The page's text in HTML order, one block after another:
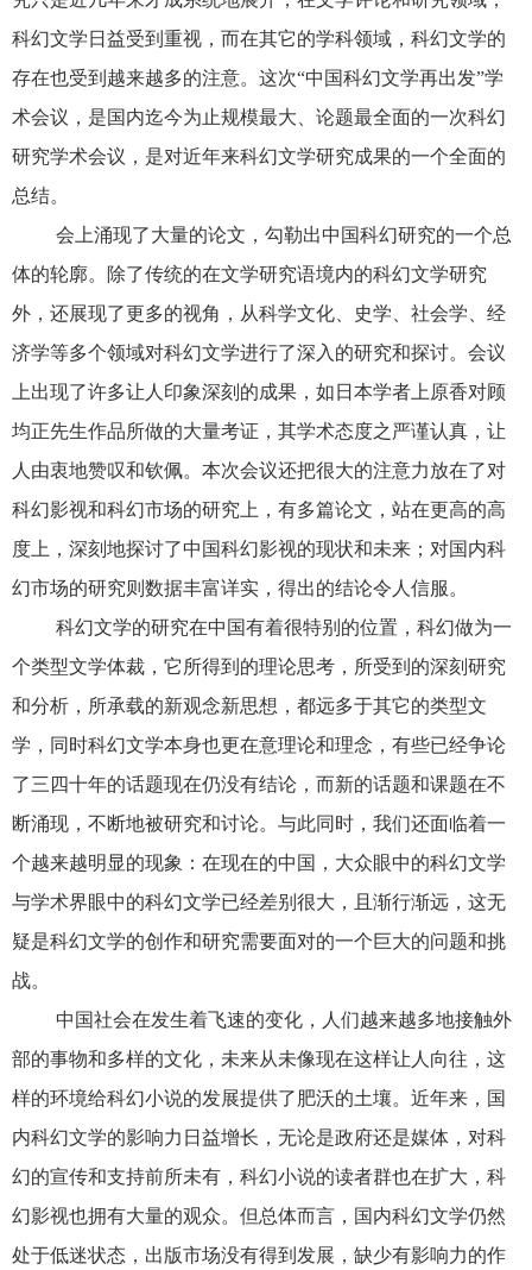
科幻文学日益受到重视，而在其它的学科领域，科幻文学的
存在也受到越来越多的注意。这次“中国科幻文学再出发”学
术会议，是国内迄今为止规模最大、论题最全面的一次科幻
研究学术会议，是对近年来科幻文学研究成果的一个全面的
总结。
会上涌现了大量的论文，勾勒出中国科幻研究的一个总
体的轮廓。除了传统的在文学研究语境内的科幻文学研究
外，还展现了更多的视角，从科学文化、史学、社会学、经
济学等多个领域对科幻文学进行了深入的研究和探讨。会议
上出现了许多让人印象深刻的成果，如日本学者上原香对顾
均正先生作品所做的大量考证，其学术态度之严谨认真，让
人由衷地赞叹和钦佩。本次会议还把很大的注意力放在了对
科幻影视和科幻市场的研究上，有多篇论文，站在更高的高
度上，深刻地探讨了中国科幻影视的现状和未来；对国内科
幻市场的研究则数据丰富详实，得出的结论令人信服。
科幻文学的研究在中国有着很特别的位置，科幻做为一
个类型文学体裁，它所得到的理论思考，所受到的深刻研究
和分析，所承载的新观念新思想，都远多于其它的类型文
学，同时科幻文学本身也更在意理论和理念，有些已经争论
了三四十年的话题现在仍没有结论，而新的话题和课题在不
断涌现，不断地被研究和讨论。与此同时，我们还面临着一
个越来越明显的现象：在现在的中国，大众眼中的科幻文学
与学术界眼中的科幻文学已经差别很大，且渐行渐远，这无
疑是科幻文学的创作和研究需要面对的一个巨大的问题和挑
战。
中国社会在发生着飞速的变化，人们越来越多地接触外
部的事物和多样的文化，未来从未像现在这样让人向往，这
样的环境给科幻小说的发展提供了肥沃的土壤。近年来，国
内科幻文学的影响力日益增长，无论是政府还是媒体，对科
幻的宣传和支持前所未有，科幻小说的读者群也在扩大，科
幻影视也拥有大量的观众。但总体而言，国内科幻文学仍然
处于低迷状态，出版市场没有得到发展，缺少有影响力的作